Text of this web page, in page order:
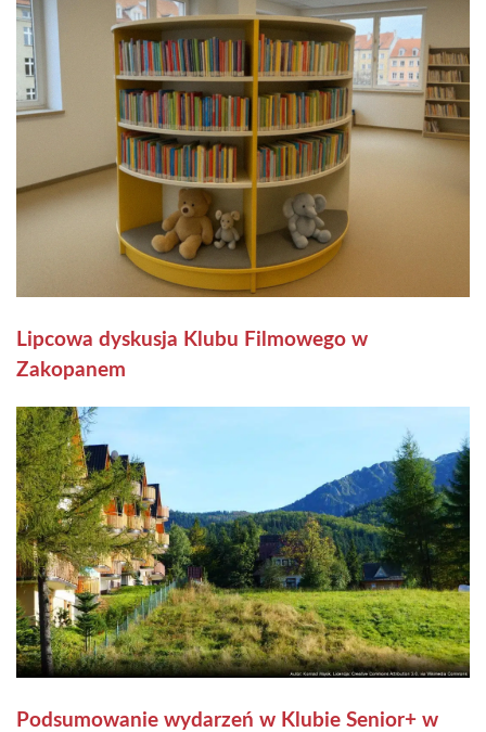
Lipcowa dyskusja Klubu Filmowego w
Zakopanem
Podsumowanie wydarzeń w Klubie Senior+ w